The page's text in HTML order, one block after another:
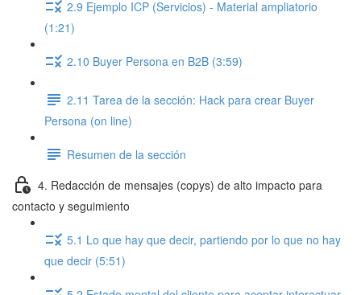
2.9 Ejemplo ICP (Servicios) - Material ampliatorio
(1:21)
2.10 Buyer Persona en B2B (3:59)
2.11 Tarea de la sección: Hack para crear Buyer
Persona (on line)
Resumen de la sección
4. Redacción de mensajes (copys) de alto impacto para
contacto y seguimiento
5.1 Lo que hay que decir, partiendo por lo que no hay
que decir (5:51)